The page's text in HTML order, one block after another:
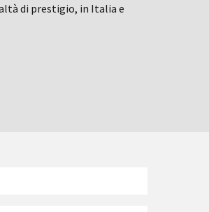
di prestigio, in Italia e